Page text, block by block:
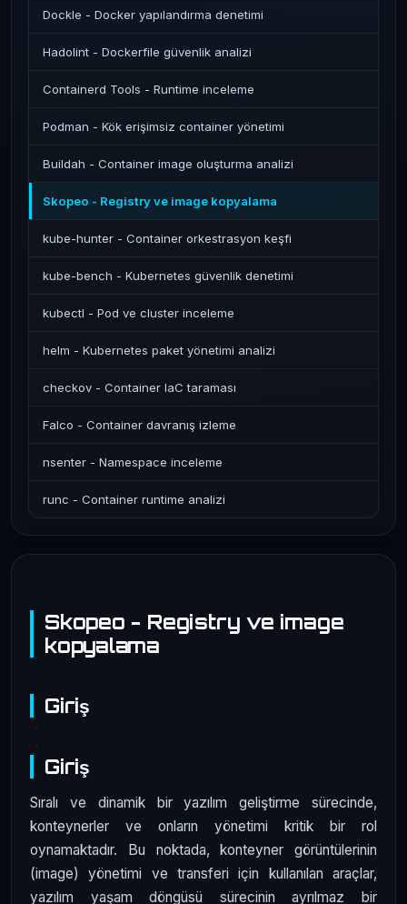
Skopeo - Registry ve image
kopyalama
Giriş
Giriş
Sıralı ve dinamik bir yazılım geliştirme sürecinde,
konteynerler ve onların yönetimi kritik bir rol
oynamaktadır. Bu noktada, konteyner görüntülerinin
(image) yönetimi ve transferi için kullanılan araçlar,
yazılım yaşam döngüsü sürecinin ayrılmaz bir
Dockle - Docker yapılandırma denetimi
Hadolint - Dockerfile güvenlik analizi
Containerd Tools - Runtime inceleme
Podman - Kök erişimsiz container yönetimi
Buildah - Container image oluşturma analizi
Skopeo - Registry ve image kopyalama
kube-hunter - Container orkestrasyon keşfi
kube-bench - Kubernetes güvenlik denetimi
kubectl - Pod ve cluster inceleme
helm - Kubernetes paket yönetimi analizi
checkov - Container IaC taraması
Falco - Container davranış izleme
nsenter - Namespace inceleme
runc - Container runtime analizi